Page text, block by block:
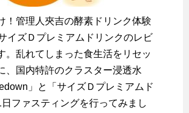
！管理人夾吉の酵素ドリンク体験
イズＤプレミアムドリンクのレビ
。乱れてしまった食生活をリセッ
、国内特許のクラスター浸透水
」と「サイズＤプレミアムド
ファスティングを行ってみまし